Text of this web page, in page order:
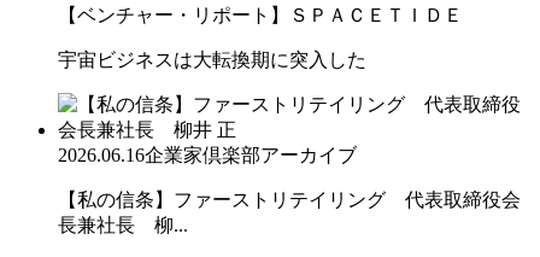
【ベンチャー・リポート】ＳＰＡＣＥＴＩＤＥ
宇宙ビジネスは大転換期に突入した
2026.06.16企業家倶楽部アーカイブ
【私の信条】ファーストリテイリング 代表取締役会
長兼社長 柳...